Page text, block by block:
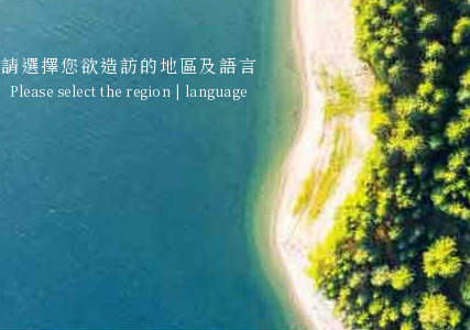
請選擇您欲造訪的地區及語言
Please select the region | language